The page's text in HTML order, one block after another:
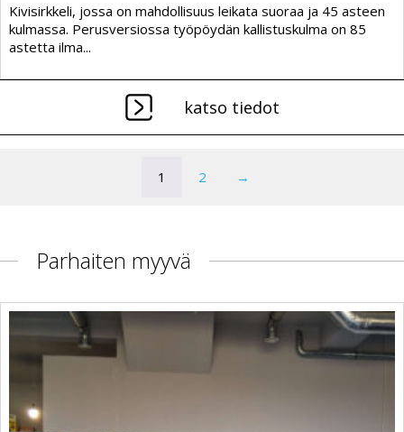
Kivisirkkeli, jossa on mahdollisuus leikata suoraa ja 45 asteen
kulmassa. Perusversiossa työpöydän kallistuskulma on 85
astetta ilma...
katso tiedot
1 2 →
Parhaiten myyvä